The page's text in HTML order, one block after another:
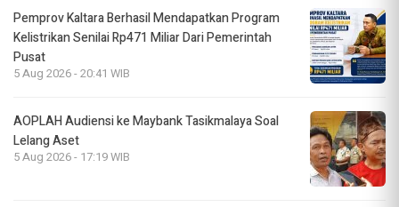
Pemprov Kaltara Berhasil Mendapatkan Program
Kelistrikan Senilai Rp471 Miliar Dari Pemerintah
Pusat
5 Aug 2026 - 20:41 WIB
AOPLAH Audiensi ke Maybank Tasikmalaya Soal
Lelang Aset
5 Aug 2026 - 17:19 WIB